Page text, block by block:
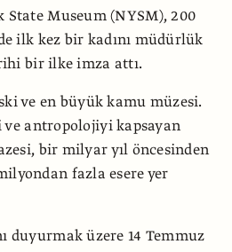
State Museum (NYSM), 200
ilk kez bir kadını müdürlük
bir ilke imza attı.
ve en büyük kamu müzesi.
antropolojiyi kapsayan
bir milyar yıl öncesinden
fazla esere yer
duyurmak üzere 14 Temmuz